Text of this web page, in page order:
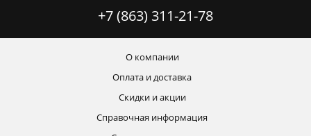
+7 (863) 311-21-78
О компании
Оплата и доставка
Скидки и акции
Справочная информация